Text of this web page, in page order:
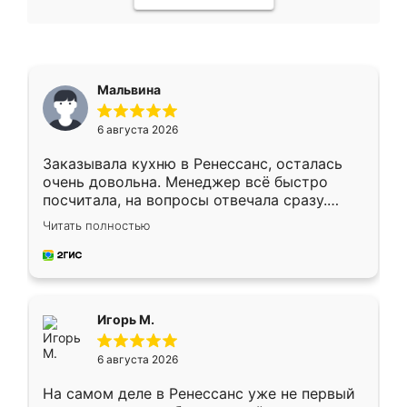
Мальвина
6 августа 2026
Заказывала кухню в Ренессанс, осталась
очень довольна. Менеджер всё быстро
посчитала, на вопросы отвечала сразу.
Замерщик приехал в субботу, подошёл к
делу со всей ответственностью. Собрали
за день, ребята работали аккуратно, даже
Читать полностью
Игорь М.
6 августа 2026
На самом деле в Ренессанс уже не первый